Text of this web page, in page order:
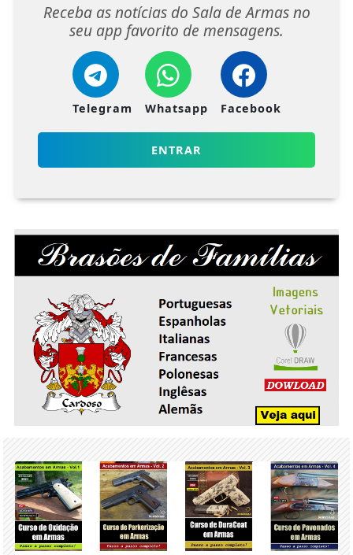
Receba as notícias do Sala de Armas no
seu app favorito de mensagens.
Telegram Whatsapp Facebook
ENTRAR